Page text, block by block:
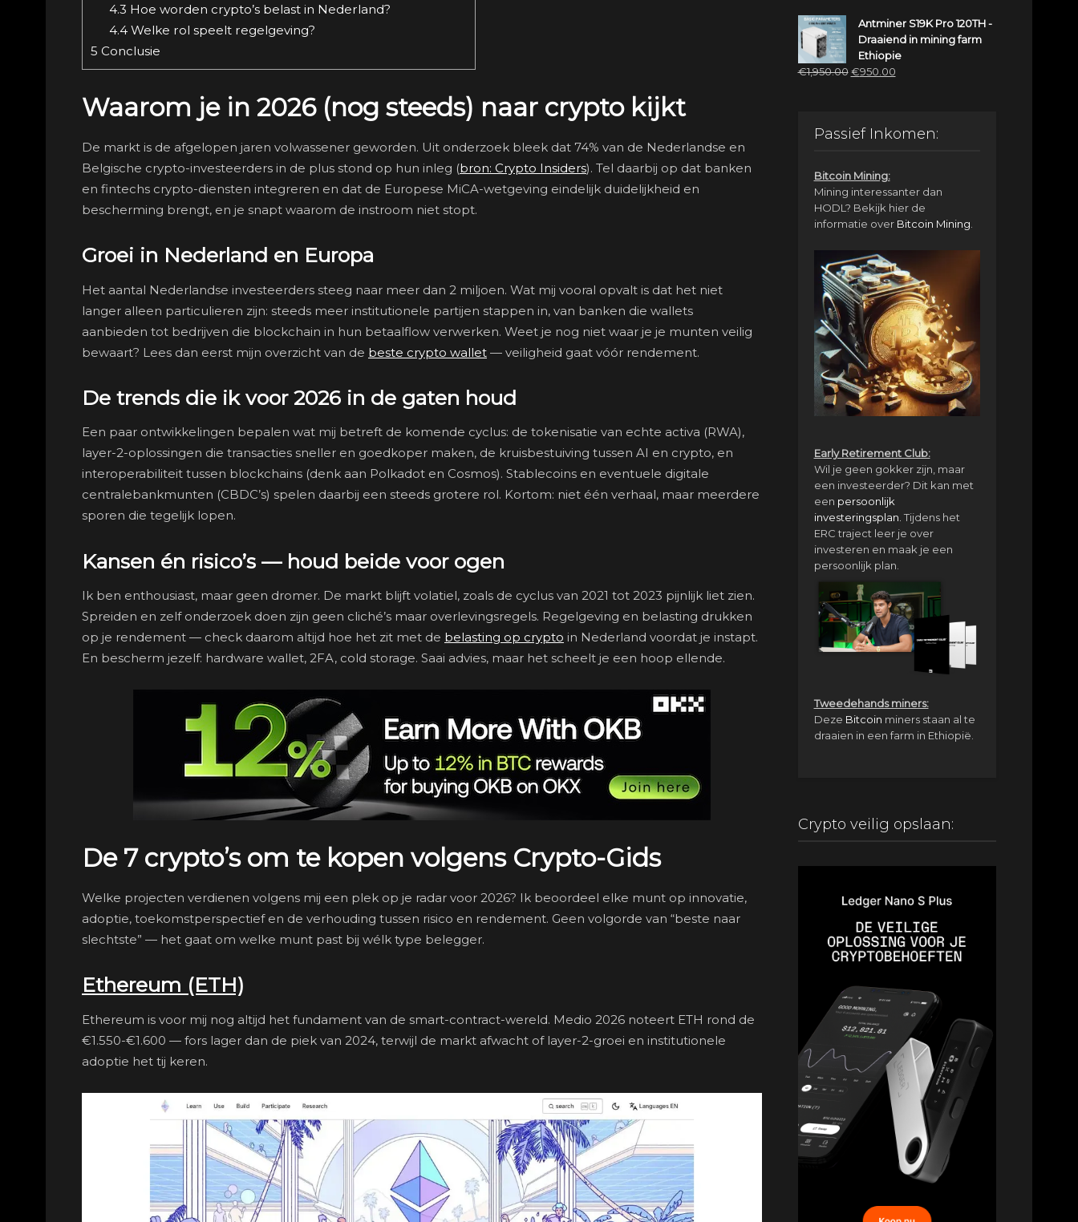
4.3 Hoe worden crypto’s belast in Nederland?
4.4Welke rol speelt regelgeving?
5 Conclusie
Waarom je in 2026 (nog steeds) naar crypto kijkt
De markt is de afgelopen jaren volwassener geworden. Uit onderzoek bleek dat 74% van de Nederlandse en
Belgische crypto-investeerders in de plus stond op hun inleg (bron: Crypto Insiders). Tel daarbij op dat banken
en fintechs crypto-diensten integreren en dat de Europese MiCA-wetgeving eindelijk duidelijkheid en
bescherming brengt, en je snapt waarom de instroom niet stopt.
Groei in Nederland en Europa
Het aantal Nederlandse investeerders steeg naar meer dan 2 miljoen. Wat mij vooral opvalt is dat het niet
langer alleen particulieren zijn: steeds meer institutionele partijen stappen in, van banken die wallets
aanbieden tot bedrijven die blockchain in hun betaalflow verwerken. Weet je nog niet waar je je munten veilig
bewaart? Lees dan eerst mijn overzicht van de beste crypto wallet — veiligheid gaat vóór rendement.
De trends die ik voor 2026 in de gaten houd
Een paar ontwikkelingen bepalen wat mij betreft de komende cyclus: de tokenisatie van echte activa (RWA),
layer-2-oplossingen die transacties sneller en goedkoper maken, de kruisbestuiving tussen AI en crypto, en
interoperabiliteit tussen blockchains (denk aan Polkadot en Cosmos). Stablecoins en eventuele digitale
centralebankmunten (CBDC’s) spelen daarbij een steeds grotere rol. Kortom: niet één verhaal, maar meerdere
sporen die tegelijk lopen.
Kansen én risico’s — houd beide voor ogen
Ik ben enthousiast, maar geen dromer. De markt blijft volatiel, zoals de cyclus van 2021 tot 2023 pijnlijk liet zien.
Spreiden en zelf onderzoek doen zijn geen cliché’s maar overlevingsregels. Regelgeving en belasting drukken
op je rendement — check daarom altijd hoe het zit met de belasting op crypto in Nederland voordat je instapt.
En bescherm jezelf: hardware wallet, 2FA, cold storage. Saai advies, maar het scheelt je een hoop ellende.
De 7 crypto’s om te kopen volgens Crypto-Gids
Welke projecten verdienen volgens mij een plek op je radar voor 2026? Ik beoordeel elke munt op innovatie,
adoptie, toekomstperspectief en de verhouding tussen risico en rendement. Geen volgorde van “beste naar
slechtste” — het gaat om welke munt past bij wélk type belegger.
Ethereum (ETH)
Ethereum is voor mij nog altijd het fundament van de smart-contract-wereld. Medio 2026 noteert ETH rond de
€1.550-€1.600 — fors lager dan de piek van 2024, terwijl de markt afwacht of layer-2-groei en institutionele
adoptie het tij keren.
Antminer S19K Pro 120TH -
Draaiend in mining farm
Ethiopie
€1,950.00 Oorspronkelijke
€950.00Huidige
Passief Inkomen:
Bitcoin Mining:
Mining interessanter dan
HODL? Bekijk hier de
informatie over Bitcoin Mining
Early Retirement Club:
Wil je geen gokker zijn, maar
een investeerder? Dit kan met
een persoonlijk
investeringsplan. Tijdens het
ERC traject leer je over
investeren en maak je een
persoonlijk plan.
Tweedehands miners:
Deze Bitcoin miners staan al te
draaien in een farm in Ethiopië.
Crypto veilig opslaan: